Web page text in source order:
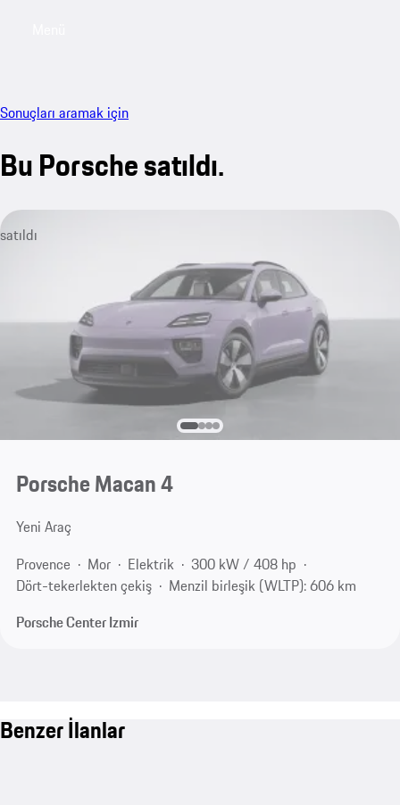
Sonuçları aramak için
Bu Porsche satıldı.
satıldı
Porsche Macan 4
Yeni Araç
Provence
Mor Elektrik
300 kW / 408 hp
Dört-tekerlekten çekiş
Menzil birleşik (WLTP): 606 km
Porsche Center Izmir
Benzer İlanlar